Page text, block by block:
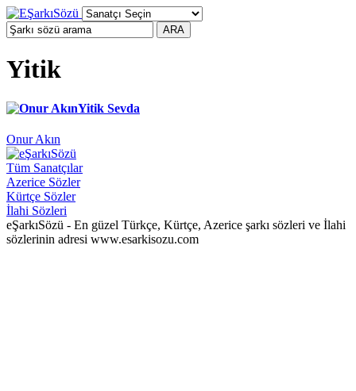
Yitik
Yitik Sevda
Onur Akın
Tüm Sanatçılar
Azerice Sözler
Kürtçe Sözler
İlahi Sözleri
eŞarkıSözü - En güzel Türkçe, Kürtçe, Azerice şarkı sözleri ve İlahi
sözlerinin adresi www.esarkisozu.com